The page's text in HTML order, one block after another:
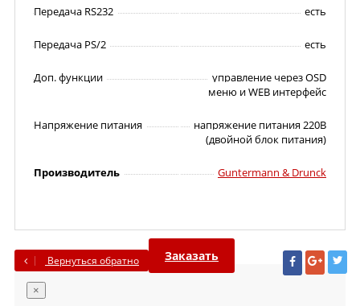
Передача RS232 есть
Передача PS/2 есть
Доп. функции
управление через OSD
меню и WEB интерфейс
Напряжение питания
напряжение питания 220В
(двойной блок питания)
Производитель Guntermann & Drunck
Вернуться обратно Заказать
×